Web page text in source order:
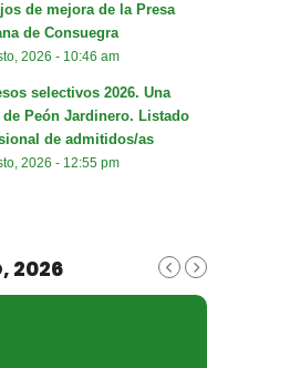
de mejora de la Presa
de Consuegra
2026 - 10:46 am
selectivos 2026. Una
de Peón Jardinero. Listado
de admitidos/as
2026 - 12:55 pm
2026